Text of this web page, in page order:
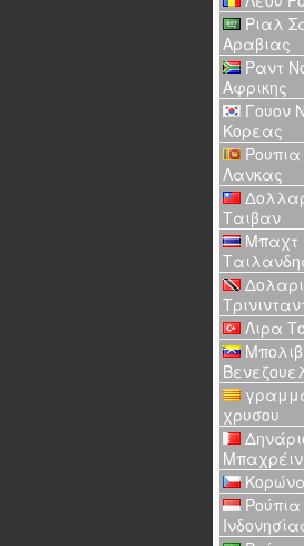
Ριαλ
Αραβιας
Ραντ
Αφρικης
Γουον
Κορεας
Ρουπια
Λανκας
Ταιβαν
Μπαχτ
Λιρα
χρυσου
Μπαχρέιν
Ρούπια